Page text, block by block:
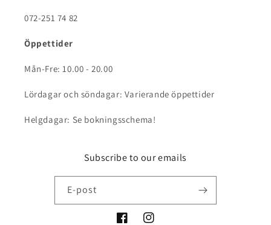
072-251 74 82
Öppettider
Mån-Fre: 10.00 - 20.00
Lördagar och söndagar: Varierande öppettider
Helgdagar: Se bokningsschema!
Subscribe to our emails
E-post